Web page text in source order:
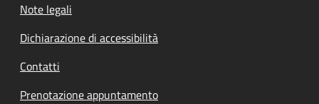
Note legali
Dichiarazione di accessibilità
Contatti
Prenotazione appuntamento